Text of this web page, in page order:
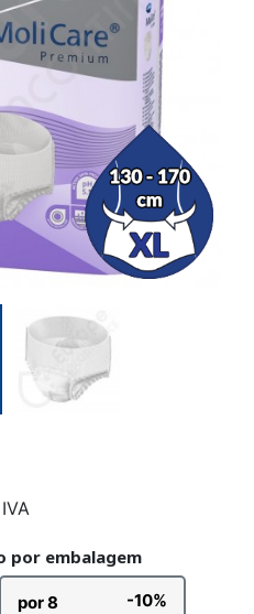
por embalagem
por 8 -10%